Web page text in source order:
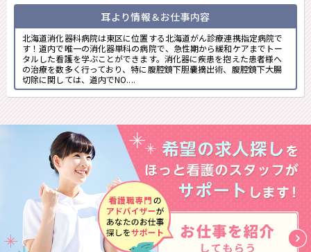
耳より情報＆お仕事内容
北海道消化器科病院は東区に位置する北海道がん診療連携指定病院で
す！道内で唯一の消化器単科の病院で、急性期から緩和ケアまでトー
タルした看護を学ぶことができます。消化器に疾患を抱えた患者様へ
の治療を数多く行っており、特に腹腔鏡下胆嚢摘出術、腹腔鏡下大腸
切除に関しては、道内でNO....